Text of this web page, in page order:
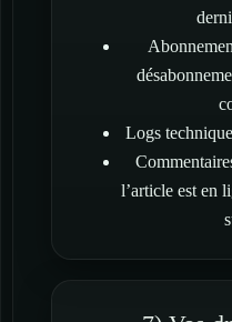
Logs
l’article est en